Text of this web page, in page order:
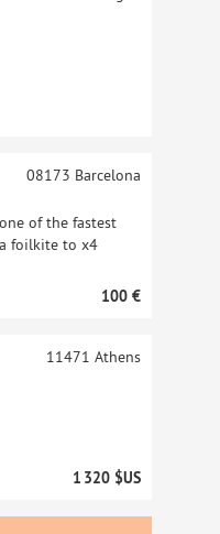
of the fastest
foilkite to x4
08173 Barcelona
100 €
11471 Athens
1 320 $US